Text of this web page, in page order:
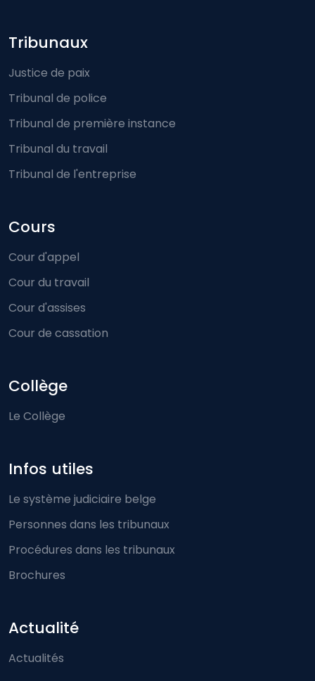
Footer-menu
Tribunaux
Justice de paix
Tribunal de police
Tribunal de première instance
Tribunal du travail
Tribunal de l'entreprise
Cours
Cour d'appel
Cour du travail
Cour d'assises
Cour de cassation
Collège
Le Collège
Infos utiles
Le système judiciaire belge
Personnes dans les tribunaux
Procédures dans les tribunaux
Brochures
Actualité
Actualités